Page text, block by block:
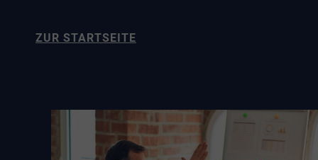
ZUR STARTSEITE